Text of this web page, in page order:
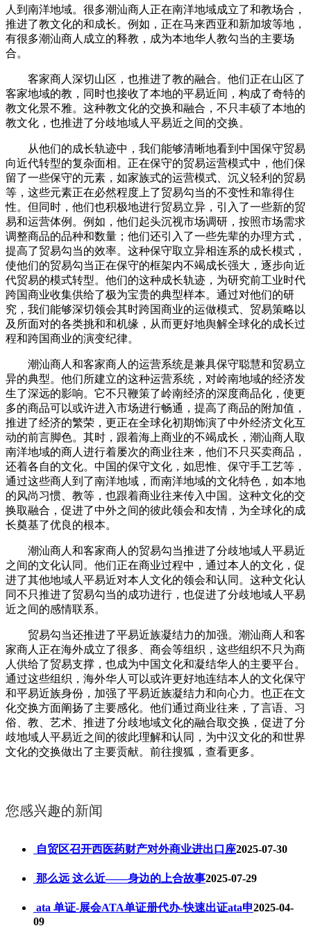
人到南洋地域。很多潮汕商人正在南洋地域成立了和教场合，
推进了教文化的和成长。例如，正在马来西亚和新加坡等地，
有很多潮汕商人成立的释教，成为本地华人教勾当的主要场
合。
客家商人深切山区，也推进了教的融合。他们正在山区了
客家地域的教，同时也接收了本地的平易近间，构成了奇特的
教文化景不雅。这种教文化的交换和融合，不只丰硕了本地的
教文化，也推进了分歧地域人平易近之间的交换。
从他们的成长轨迹中，我们能够清晰地看到中国保守贸易
向近代转型的复杂面相。正在保守的贸易运营模式中，他们保
留了一些保守的元素，如家族式的运营模式、沉义轻利的贸易
等，这些元素正在必然程度上了贸易勾当的不变性和靠得住
性。但同时，他们也积极地进行贸易立异，引入了一些新的贸
易和运营体例。例如，他们起头沉视市场调研，按照市场需求
调整商品的品种和数量；他们还引入了一些先辈的办理方式，
提高了贸易勾当的效率。这种保守取立异相连系的成长模式，
使他们的贸易勾当正在保守的框架内不竭成长强大，逐步向近
代贸易的模式转型。他们的这种成长轨迹，为研究前工业时代
跨国商业收集供给了极为宝贵的典型样本。通过对他们的研
究，我们能够深切领会其时跨国商业的运做模式、贸易策略以
及所面对的各类挑和和机缘，从而更好地舆解全球化的成长过
程和跨国商业的演变纪律。
潮汕商人和客家商人的运营系统是兼具保守聪慧和贸易立
异的典型。他们所建立的这种运营系统，对岭南地域的经济发
生了深远的影响。它不只鞭策了岭南经济的深度商品化，使更
多的商品可以或许进入市场进行畅通，提高了商品的附加值，
推进了经济的繁荣，更正在全球化初期饰演了中外经济文化互
动的前言脚色。其时，跟着海上商业的不竭成长，潮汕商人取
南洋地域的商人进行着屡次的商业往来，他们不只买卖商品，
还着各自的文化。中国的保守文化，如思惟、保守手工艺等，
通过这些商人到了南洋地域，而南洋地域的文化特色，如本地
的风尚习惯、教等，也跟着商业往来传入中国。这种文化的交
换取融合，促进了中外之间的彼此领会和友情，为全球化的成
长奠基了优良的根本。
潮汕商人和客家商人的贸易勾当推进了分歧地域人平易近
之间的文化认同。他们正在商业过程中，通过本人的文化，促
进了其他地域人平易近对本人文化的领会和认同。这种文化认
同不只推进了贸易勾当的成功进行，也促进了分歧地域人平易
近之间的感情联系。
贸易勾当还推进了平易近族凝结力的加强。潮汕商人和客
家商人正在海外成立了很多、商会等组织，这些组织不只为商
人供给了贸易支撑，也成为中国文化和凝结华人的主要平台。
通过这些组织，海外华人可以或许更好地连结本人的文化保守
和平易近族身份，加强了平易近族凝结力和向心力。也正在文
化交换方面阐扬了主要感化。他们通过商业往来，了言语、习
俗、教、艺术、推进了分歧地域文化的融合取交换，促进了分
歧地域人平易近之间的彼此理解和认同，为中汉文化的和世界
文化的交换做出了主要贡献。前往搜狐，查看更多。
您感兴趣的新闻
自贸区召开西医药财产对外商业进出口座2025-07-30
那么远 这么近——身边的上合故事2025-07-29
ata 单证-展会ATA单证册代办-快速出证ata申2025-04-
09